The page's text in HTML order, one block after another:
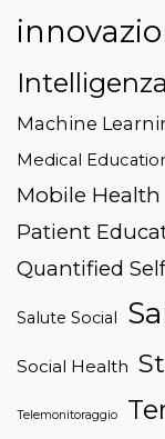
Machine
Medical
Mobile Health
Patient
Quantified Self
Salute Social
Social Health
Telemonitoraggio